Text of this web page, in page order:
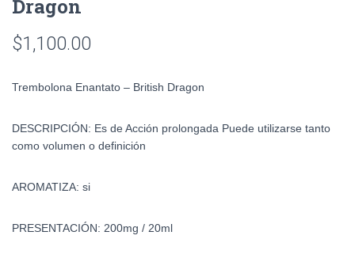
Dragon
$1,100.00
Trembolona Enantato – British Dragon
DESCRIPCIÓN: Es de Acción prolongada Puede utilizarse tanto
como volumen o definición
AROMATIZA: si
PRESENTACIÓN: 200mg / 20ml